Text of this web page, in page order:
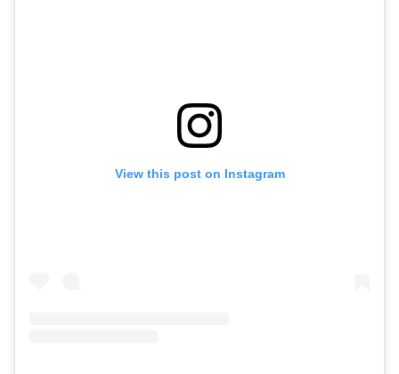
View this post on Instagram